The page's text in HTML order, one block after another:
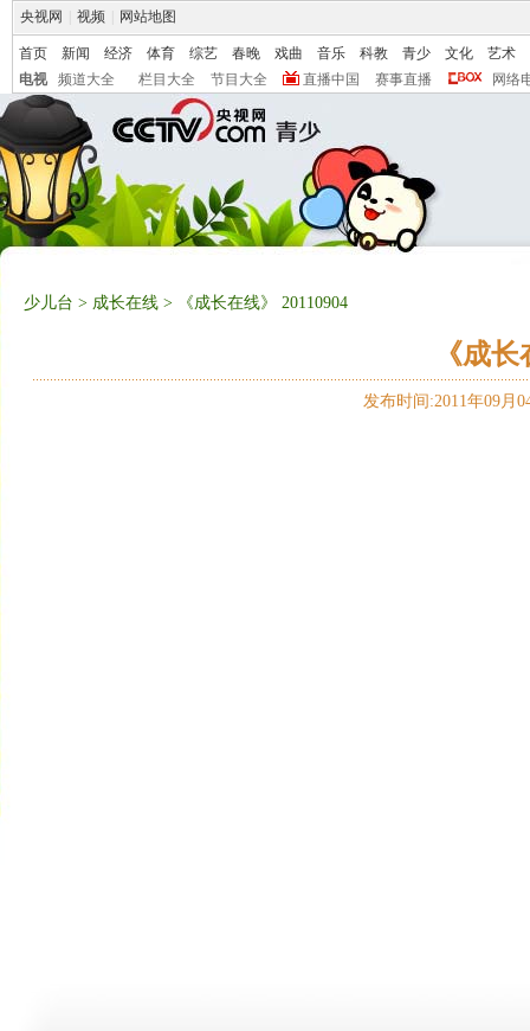
央视网 视频 网站地图
首页 新闻 经济 体育 综艺 春晚 戏曲 音乐 科教 青少 文化
艺术
电视
频道大全 栏目大全 节目大全 直播中国 赛事直播 网络
少儿台 > 成长在线 > 《成长在线》 20110904
《成
发布时间:2011年09月